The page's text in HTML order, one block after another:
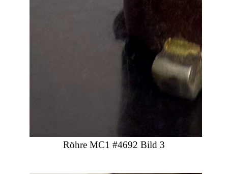
Röhre MC1 #4692 Bild 3